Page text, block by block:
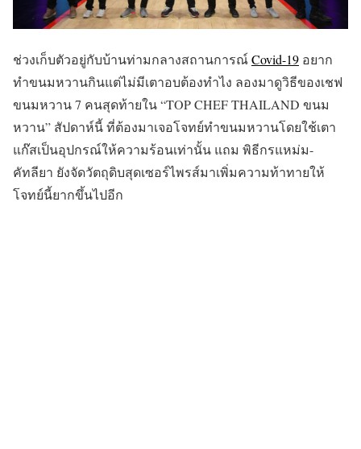
ช่วงเก็บตัวอยู่กับบ้านท่ามกลางสถานการณ์Covid-19 อยาก
ทำขนมหวานกินแต่ไม่มีเตาอบต้องทำไง ลองมาดูวิธีของเชฟ
ขนมหวาน 7 คนสุดท้ายใน “TOP CHEF THAILAND ขนม
หวาน” สัปดาห์นี้ ที่ต้องมาเจอโจทย์ทำขนมหวานโดยใช้เตา
แก๊สเป็นอุปกรณ์ให้ความร้อนเท่านั้น แถม พิธีกรแหม่ม-
คัทลียา ยังจัดวัตถุดิบสุดเซอร์ไพรส์มาเพิ่มความท้าทายให้
โจทย์นี้ยากขึ้นไปอีก